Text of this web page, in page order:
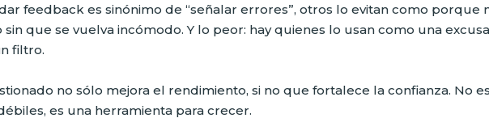
feedback es sinónimo de “señalar errores”, otros lo evitan como porque
que se vuelva incómodo. Y lo peor: hay quienes lo usan como una
filtro.
no sólo mejora el rendimiento, si no que fortalece la confianza. No
es una herramienta para crecer.